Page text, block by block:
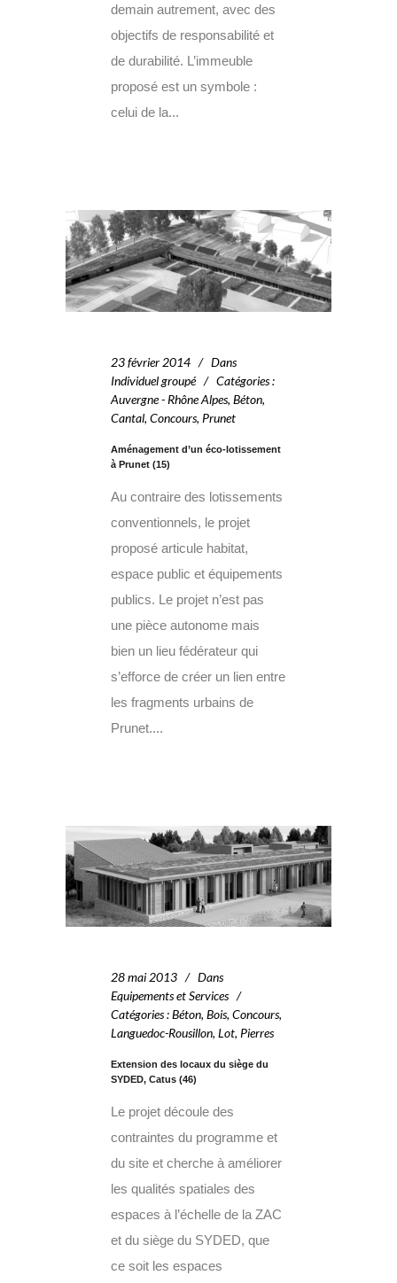
demain autrement, avec des
objectifs de responsabilité et
de durabilité. L’immeuble
proposé est un symbole :
celui de la...
23 février 2014
Dans
Individuel groupé
Catégories:
Auvergne - Rhône Alpes, Béton,
Cantal, Concours, Prunet
Aménagement d’un éco-lotissement
à Prunet (15)
Au contraire des lotissements
conventionnels, le projet
proposé articule habitat,
espace public et équipements
publics. Le projet n’est pas
une pièce autonome mais
bien un lieu fédérateur qui
s’efforce de créer un lien entre
les fragments urbains de
Prunet....
28 mai 2013
Dans
Equipements et Services
Catégories:Béton, Bois, Concours,
Languedoc-Rousillon, Lot, Pierres
Extension des locaux du siège du
SYDED, Catus (46)
Le projet découle des
contraintes du programme et
du site et cherche à améliorer
les qualités spatiales des
espaces à l’échelle de la ZAC
et du siège du SYDED, que
ce soit les espaces